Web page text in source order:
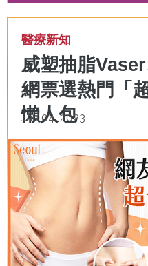
醫療新知
威塑抽脂
網票選熱門「
懶人包
Jan 04, 2023